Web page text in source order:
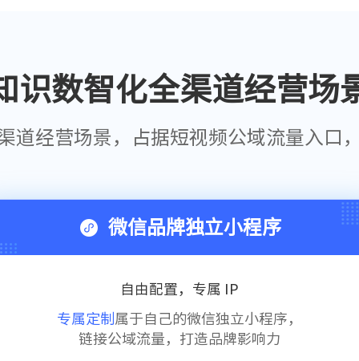
识数智化全渠道经营场
道经营场景，占据短视频公域流量入口
微信品牌独立小程序
自由配置，专属 IP
专属定制 属于自己的微信独立小程序，
链接公域流量，打造品牌影响力